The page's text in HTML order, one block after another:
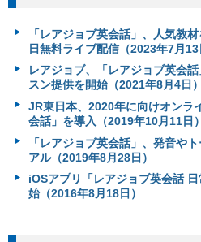
「レアジョブ英会話」、人気教
日無料ライブ配信（2023年7月13
レアジョブ、「レアジョブ英会
スン提供を開始（2021年8月4日）
JR東日本、2020年に向けオンラ
会話」を導入（2019年10月11日）
「レアジョブ英会話」、発音や
アル（2019年8月28日）
iOSアプリ「レアジョブ英会話
始（2016年8月18日）